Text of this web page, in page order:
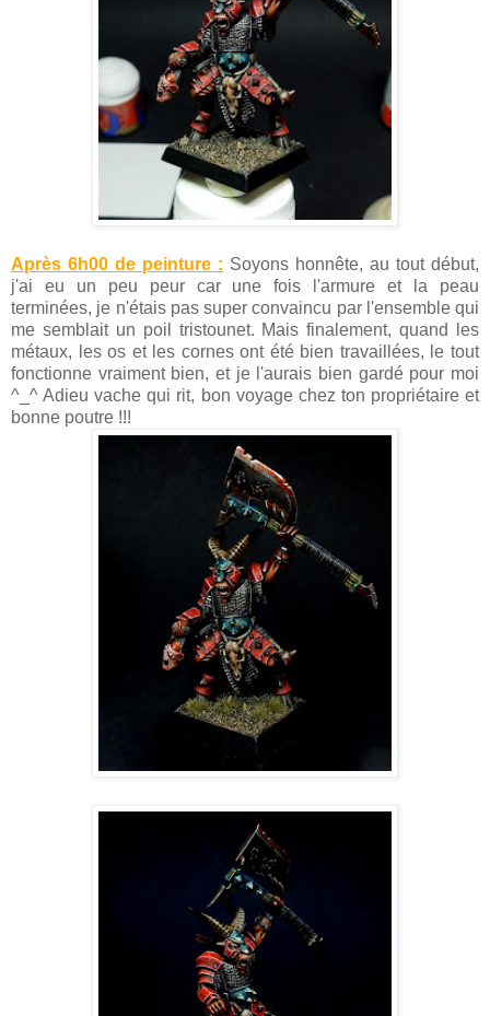
Après 6h00 de peinture : Soyons honnête, au tout début,
j'ai eu un peu peur car une fois l'armure et la peau
terminées, je n'étais pas super convaincu par l'ensemble qui
me semblait un poil tristounet. Mais finalement, quand les
métaux, les os et les cornes ont été bien travaillées, le tout
fonctionne vraiment bien, et je l'aurais bien gardé pour moi
^_^ Adieu vache qui rit, bon voyage chez ton propriétaire et
bonne poutre !!!